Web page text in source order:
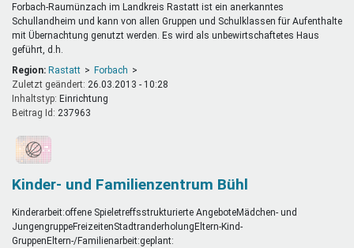
Forbach-Raumünzach im Landkreis Rastatt ist ein anerkanntes
Schullandheim und kann von allen Gruppen und Schulklassen für Aufenthalte
mit Übernachtung genutzt werden. Es wird als unbewirtschaftetes Haus
geführt, d.h.
Region: Rastatt
Forbach
Zuletzt geändert: 26.03.2013 - 10:28
Inhaltstyp:
einrichtung
Beitrag Id: 237963
Kinder- und Familienzentrum Bühl
Kinderarbeit:offene Spieletreffsstrukturierte AngeboteMädchen- und
JungengruppeFreizeitenStadtranderholungEltern-Kind-
GruppenEltern-/Familienarbeit:geplant: